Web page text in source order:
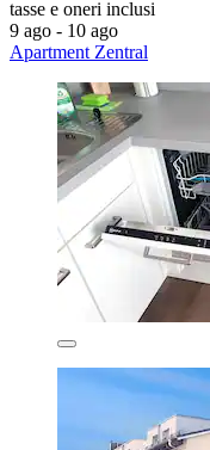
tasse e oneri inclusi
9 ago - 10 ago
Apartment Zentral